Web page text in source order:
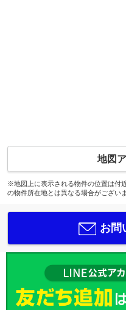
地図
※地図上に表示される物件の位置は付
の物件所在地とは異なる場合がございま
お問